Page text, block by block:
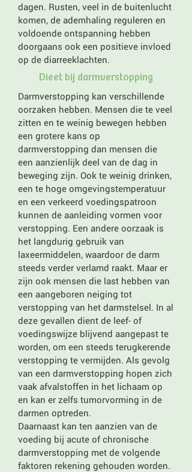
dagen. Rusten, veel in de buitenlucht
komen, de ademhaling reguleren en
voldoende ontspanning hebben
doorgaans ook een positieve invloed
op de diarreeklachten.
Dieet bij darmverstopping
Darmverstopping kan verschillende
oorzaken hebben. Mensen die te veel
zitten en te weinig bewegen hebben
een grotere kans op
darmverstopping dan mensen die
een aanzienlijk deel van de dag in
beweging zijn. Ook te weinig drinken,
een te hoge omgevingstemperatuur
en een verkeerd voedingspatroon
kunnen de aanleiding vormen voor
verstopping. Een andere oorzaak is
het langdurig gebruik van
laxeermiddelen, waardoor de darm
steeds verder verlamd raakt. Maar er
zijn ook mensen die last hebben van
een aangeboren neiging tot
verstopping van het darmstelsel. In al
deze gevallen dient de leef- of
voedingswijze blijvend aangepast te
worden, om een steeds terugkerende
verstopping te vermijden. Als gevolg
van een darmverstopping hopen zich
vaak afvalstoffen in het lichaam op
en kan er zelfs tumorvorming in de
darmen optreden.
Daarnaast kan ten aanzien van de
voeding bij acute of chronische
darmverstopping met de volgende
faktoren rekening gehouden worden.